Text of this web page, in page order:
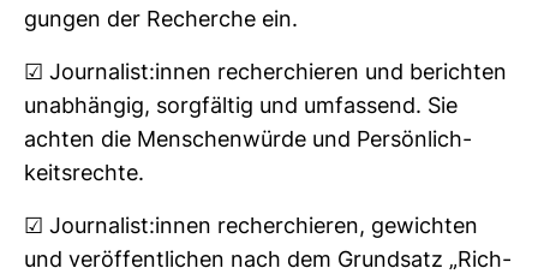
gungen der Recherche ein.
☑ Jour­na­list:innen recher­chieren und berichten
unab­hängig, sorg­fältig und umfas­send. Sie
achten die Men­schen­würde und Per­sön­lich­
keits­rechte.
☑ Jour­na­list:innen recher­chieren, gewichten
und ver­öf­fent­li­chen nach dem Grund­satz „Rich­